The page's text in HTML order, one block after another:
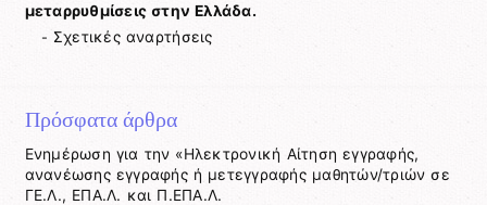
μεταρρυθμίσεις στην Ελλάδα.
- Σχετικές αναρτήσεις
Πρόσφατα άρθρα
Ενημέρωση για την «Ηλεκτρονική Αίτηση εγγραφής,
ανανέωσης εγγραφής ή μετεγγραφής μαθητών/τριών σε
ΓΕ.Λ., ΕΠΑ.Λ. και Π.ΕΠΑ.Λ.